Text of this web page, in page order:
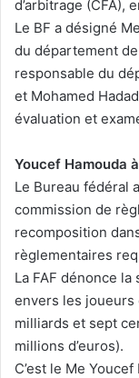
d’arbitrage (CFA),
Le BF a désigné
du département
responsable du
et Mohamed
évaluation et
Youcef Hamouda
Le Bureau fédéral
commission de
recomposition
règlementaires
La FAF dénonce
envers les joueurs
milliards et sept
millions d’euros).
C’est le Me